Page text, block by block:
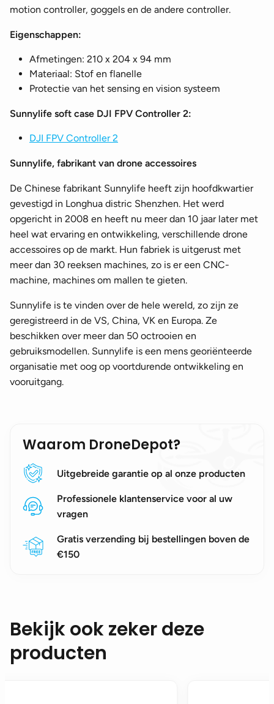
motion controller, goggels en de andere controller.
Eigenschappen:
Afmetingen: 210 x 204 x 94 mm
Materiaal: Stof en flanelle
Protectie van het sensing en vision systeem
Sunnylife soft case DJI FPV Controller 2:
DJI FPV Controller 2
Sunnylife, fabrikant van drone accessoires
De Chinese fabrikant Sunnylife heeft zijn hoofdkwartier
gevestigd in Longhua distric Shenzhen. Het werd
opgericht in 2008 en heeft nu meer dan 10 jaar later met
heel wat ervaring en ontwikkeling, verschillende drone
accessoires op de markt. Hun fabriek is uitgerust met
meer dan 30 reeksen machines, zo is er een CNC-
machine, machines om mallen te gieten.
Sunnylife is te vinden over de hele wereld, zo zijn ze
geregistreerd in de VS, China, VK en Europa. Ze
beschikken over meer dan 50 octrooien en
gebruiksmodellen. Sunnylife is een mens georiënteerde
organisatie met oog op voortdurende ontwikkeling en
vooruitgang.
Waarom DroneDepot?
Uitgebreide garantie op al onze producten
Professionele klantenservice voor al uw
vragen
Gratis verzending bij bestellingen boven de
€150
Bekijk ook zeker deze
producten